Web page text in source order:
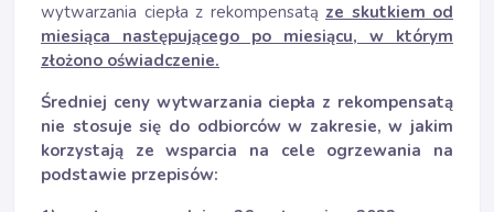
wytwarzania ciepła z rekompensatą ze skutkiem od
miesiąca następującego po miesiącu, w którym
złożono oświadczenie.
Średniej ceny wytwarzania ciepła z rekompensatą
nie stosuje się do odbiorców w zakresie, w jakim
korzystają ze wsparcia na cele ogrzewania na
podstawie przepisów: